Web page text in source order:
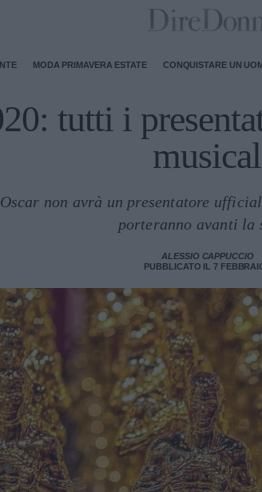
MODA PRIMAVERA ESTATE CONQUISTARE UN
tutti i
non avrà un presentatore
porteranno avanti la
ALESSIO CAPPUCCIO
PUBBLICATO IL 7